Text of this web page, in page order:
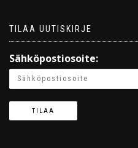
TILAA UUTISKIRJE
Sähköpostiosoite: